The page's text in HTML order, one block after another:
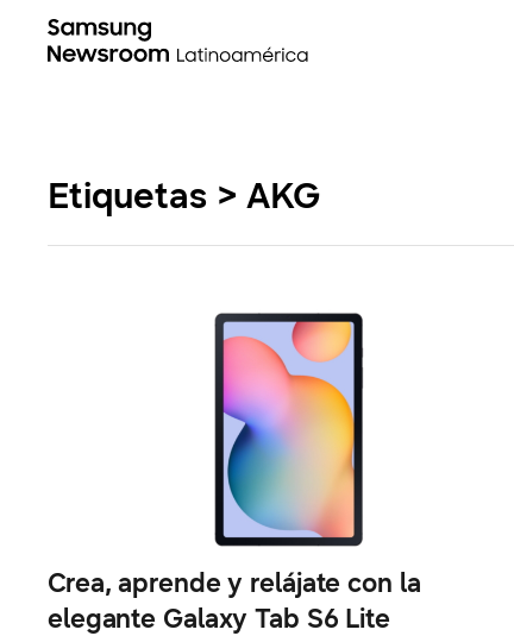
Etiquetas > AKG
Crea, aprende y relájate con la
elegante Galaxy Tab S6 Lite